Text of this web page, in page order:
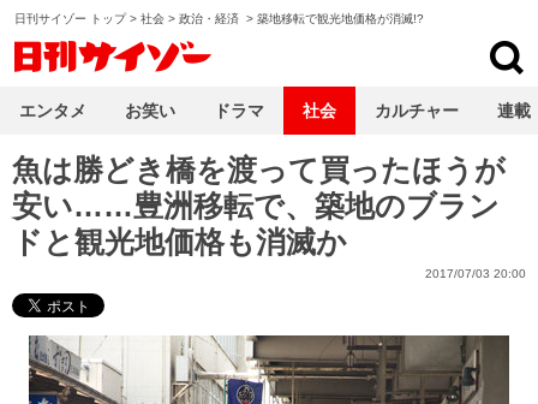
日刊サイゾー トップ> 社会 > 政治・経済 > 築地移転で観光地価格が消滅!?
魚は勝どき橋を渡って買ったほうが
安い……豊洲移転で、築地のブラン
ドと観光地価格も消滅か
2017/07/03 20:00
エンタメ お笑い ドラマ 社会 カルチャー 連載